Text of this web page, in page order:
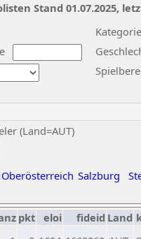
Kategorie
(Land=AUT)
Oberösterreich Salzburg
Stand 01.07.2025,
pkt eloi fideid Land